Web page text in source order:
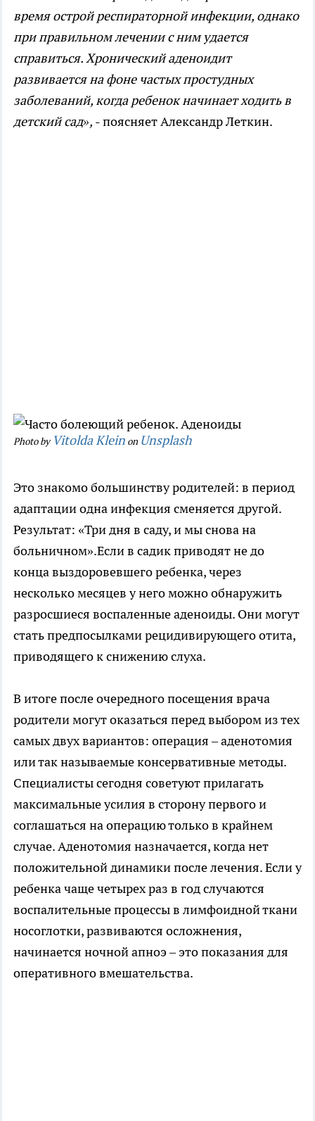
время острой респираторной инфекции, однако
при правильном лечении с ним удается
справиться. Хронический аденоидит
развивается на фоне частых простудных
заболеваний, когда ребенок начинает ходить в
детский сад», - поясняет Александр Леткин.
Photo by Vitolda Klein on Unsplash
Это знакомо большинству родителей: в период
адаптации одна инфекция сменяется другой.
Результат: «Три дня в саду, и мы снова на
больничном».Если в садик приводят не до
конца выздоровевшего ребенка, через
несколько месяцев у него можно обнаружить
разросшиеся воспаленные аденоиды. Они могут
стать предпосылками рецидивирующего отита,
приводящего к снижению слуха.
В итоге после очередного посещения врача
родители могут оказаться перед выбором из тех
самых двух вариантов: операция – аденотомия
или так называемые консервативные методы.
Специалисты сегодня советуют прилагать
максимальные усилия в сторону первого и
соглашаться на операцию только в крайнем
случае. Аденотомия назначается, когда нет
положительной динамики после лечения. Если у
ребенка чаще четырех раз в год случаются
воспалительные процессы в лимфоидной ткани
носоглотки, развиваются осложнения,
начинается ночной апноэ – это показания для
оперативного вмешательства.